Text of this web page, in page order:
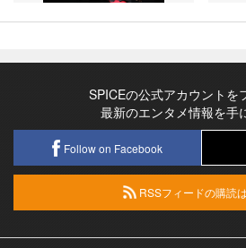
SPICEの公式アカウントを
最新のエンタメ情報を手
Follow on Facebook
RSSフィードの購読